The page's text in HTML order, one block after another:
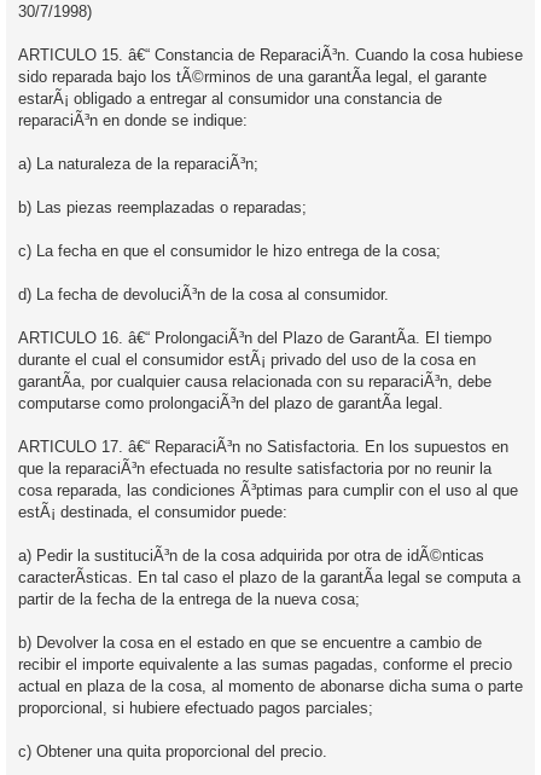
30/7/1998)
ARTICULO 15. â€“ Constancia de ReparaciÃ³n. Cuando la cosa hubiese
sido reparada bajo los tÃ©rminos de una garantÃ­a legal, el garante
estarÃ¡ obligado a entregar al consumidor una constancia de
reparaciÃ³n en donde se indique:
a) La naturaleza de la reparaciÃ³n;
b) Las piezas reemplazadas o reparadas;
c) La fecha en que el consumidor le hizo entrega de la cosa;
d) La fecha de devoluciÃ³n de la cosa al consumidor.
ARTICULO 16. â€“ ProlongaciÃ³n del Plazo de GarantÃ­a. El tiempo
durante el cual el consumidor estÃ¡ privado del uso de la cosa en
garantÃ­a, por cualquier causa relacionada con su reparaciÃ³n, debe
computarse como prolongaciÃ³n del plazo de garantÃ­a legal.
ARTICULO 17. â€“ ReparaciÃ³n no Satisfactoria. En los supuestos en
que la reparaciÃ³n efectuada no resulte satisfactoria por no reunir la
cosa reparada, las condiciones Ã³ptimas para cumplir con el uso al que
estÃ¡ destinada, el consumidor puede:
a) Pedir la sustituciÃ³n de la cosa adquirida por otra de idÃ©nticas
caracterÃ­sticas. En tal caso el plazo de la garantÃ­a legal se computa a
partir de la fecha de la entrega de la nueva cosa;
b) Devolver la cosa en el estado en que se encuentre a cambio de
recibir el importe equivalente a las sumas pagadas, conforme el precio
actual en plaza de la cosa, al momento de abonarse dicha suma o parte
proporcional, si hubiere efectuado pagos parciales;
c) Obtener una quita proporcional del precio.